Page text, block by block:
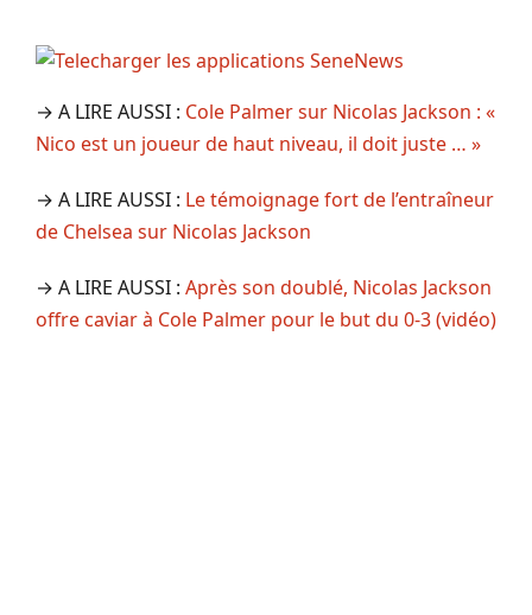
→ A LIRE AUSSI : Cole Palmer sur Nicolas Jackson : «
Nico est un joueur de haut niveau, il doit juste … »
→ A LIRE AUSSI : Le témoignage fort de l’entraîneur
de Chelsea sur Nicolas Jackson
→ A LIRE AUSSI : Après son doublé, Nicolas Jackson
offre caviar à Cole Palmer pour le but du 0-3 (vidéo)